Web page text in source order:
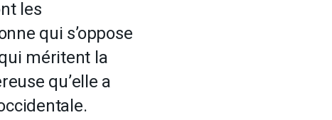
les
qui s’oppose
méritent la
qu’elle a